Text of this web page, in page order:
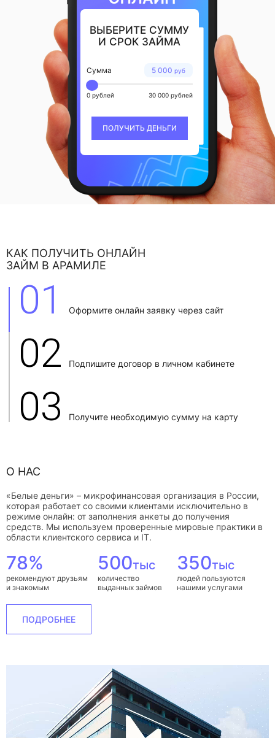
ВЫБЕРИТЕ СУММУ
И СРОК ЗАЙМА
5 000 руб
Сумма
0 рублей 30 000 рублей
ПОЛУЧИТЬ ДЕНЬГИ
КАК ПОЛУЧИТЬ ОНЛАЙН
ЗАЙМ В АРАМИЛЕ
01 Оформите онлайн заявку через сайт
02 Подпишите договор в личном кабинете
03 Получите необходимую сумму на карту
О НАС
«Белые деньги» – микрофинансовая организация в России,
которая работает со своими клиентами исключительно в
режиме онлайн: от заполнения анкеты до получения
средств. Мы используем проверенные мировые практики в
области клиентского сервиса и IT.
78%
рекомендуют друзьям
и знакомым
500тыс
количество
выданных займов
350тыс
людей пользуются
нашими услугами
ПОДРОБНЕЕ